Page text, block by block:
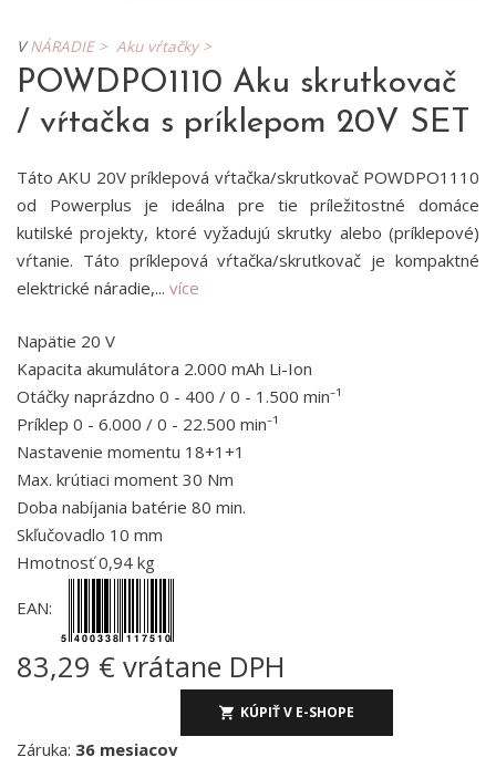
VNÁRADIE > Aku vŕtačky >
POWDPO1110 Aku skrutkovač
/ vŕtačka s príklepom 20V SET
Táto AKU 20V príklepová vŕtačka/skrutkovač POWDPO1110
od Powerplus je ideálna pre tie príležitostné domáce
kutilské projekty, ktoré vyžadujú skrutky alebo (príklepové)
vŕtanie. Táto príklepová vŕtačka/skrutkovač je kompaktné
elektrické náradie,... více
Napätie 20 V
Kapacita akumulátora 2.000 mAh Li-Ion
Otáčky naprázdno 0 - 400 / 0 - 1.500 min⁻¹
Príklep 0 - 6.000 / 0 - 22.500 min⁻¹
Nastavenie momentu 18+1+1
Max. krútiaci moment 30 Nm
Doba nabíjania batérie 80 min.
Skľučovadlo 10 mm
Hmotnosť 0,94 kg
EAN:
83,29 € vrátane DPH
KÚPIŤ V E-SHOPE
Záruka: 36 mesiacov